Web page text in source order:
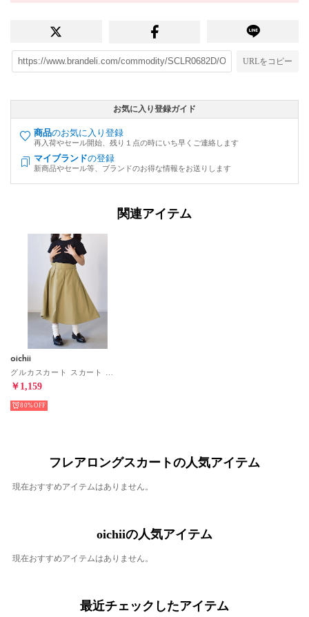
URLをコピー
お気に入り登録ガイド
商品のお気に入り登録
再入荷やセール開始、残り１点の時にいち早くご連絡します
マイブランドの登録
新商品やセール等、ブランドのお得な情報をお送りします
関連アイテム
oichii
￥1,159
80%
フレアロングスカートの人気アイテム
現在おすすめアイテムはありません。
oichiiの人気アイテム
現在おすすめアイテムはありません。
最近チェックしたアイテム